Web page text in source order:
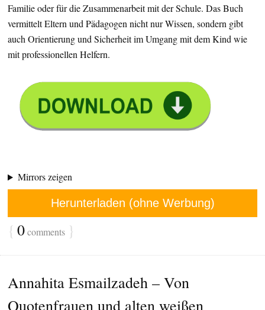
Familie oder für die Zusammenarbeit mit der Schule. Das Buch
vermittelt Eltern und Pädagogen nicht nur Wissen, sondern gibt
auch Orientierung und Sicherheit im Umgang mit dem Kind wie
mit professionellen Helfern.
Mirrors zeigen
Herunterladen (ohne Werbung)
{ 0comments }
Annahita Esmailzadeh – Von
Quotenfrauen und alten weißen